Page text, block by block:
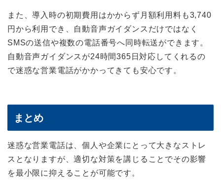
また、導入時の初期費用はかからず月額利用料も3,740
円から利用でき、自動音声ガイダンスだけではなく
SMSの送信や複数の電話番号へ同時転送ができます。
自動音声ガイダンスが24時間365日対応してくれるの
で迷惑な営業電話がかかってきても安心です。
まとめ
迷惑な営業電話は、個人や企業にとって大きなストレ
スとなりますが、適切な対策を講じることでその影響
を最小限に抑えることが可能です。